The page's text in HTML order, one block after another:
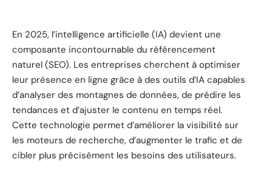
En 2025, l’intelligence artificielle (IA) devient une
composante incontournable du référencement
naturel (SEO). Les entreprises cherchent à optimiser
leur présence en ligne grâce à des outils d’IA capables
d’analyser des montagnes de données, de prédire les
tendances et d’ajuster le contenu en temps réel.
Cette technologie permet d’améliorer la visibilité sur
les moteurs de recherche, d’augmenter le trafic et de
cibler plus précisément les besoins des utilisateurs.